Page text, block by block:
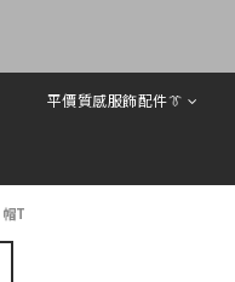
平價質感服飾配件👔
帽T